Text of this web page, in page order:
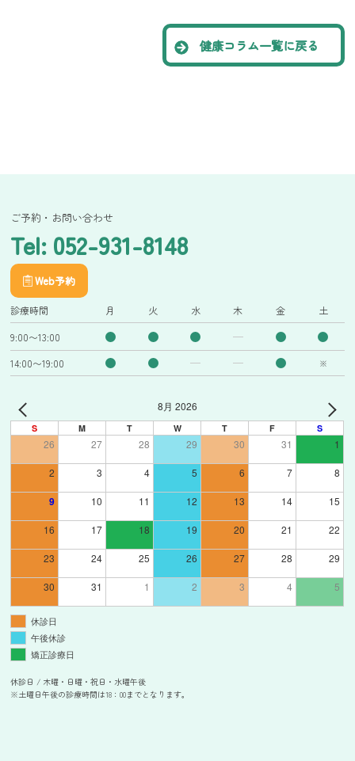
健康コラム一覧に戻る
ご予約・お問い合わせ
Tel: 052-931-8148
Web予約
診療時間 月 火 水 木 金 土
9:00〜13:00
14:00〜19:00
※
8月 2026
S M T W T F S
26 27 28 29 30 31 1
2 3 4 5 6 7 8
9 10 11 12 13 14 15
16 17 18 19 20 21 22
23 24 25 26 27 28 29
30 31 1 2 3 4 5
休診日
午後休診
矯正診療日
休診日 / 木曜・日曜・祝日・水曜午後
※土曜日午後の診療時間は18：00までとなります。